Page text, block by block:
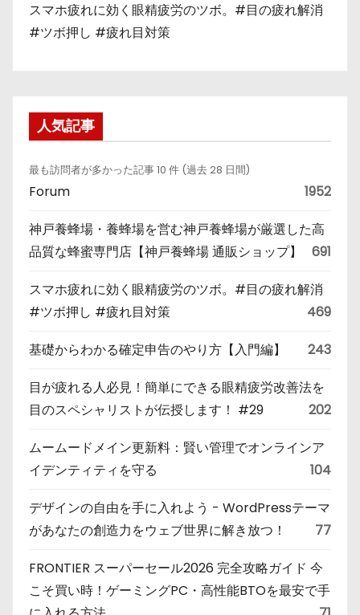
スマホ疲れに効く眼精疲労のツボ。#目の疲れ解消
#ツボ押し #疲れ目対策
人気記事
最も訪問者が多かった記事 10 件 (過去 28 日間)
Forum 1952
神戸養蜂場・養蜂場を営む神戸養蜂場が厳選した高
品質な蜂蜜専門店【神戸養蜂場 通販ショップ】
691
スマホ疲れに効く眼精疲労のツボ。#目の疲れ解消
#ツボ押し #疲れ目対策
469
基礎からわかる確定申告のやり方【入門編】 243
目が疲れる人必見！簡単にできる眼精疲労改善法を
目のスペシャリストが伝授します！ #29
202
ムームードメイン更新料：賢い管理でオンラインア
イデンティティを守る
104
デザインの自由を手に入れよう - WordPressテーマ
があなたの創造力をウェブ世界に解き放つ！
77
FRONTIER スーパーセール2026 完全攻略ガイド 今
こそ買い時！ゲーミングPC・高性能BTOを最安で手